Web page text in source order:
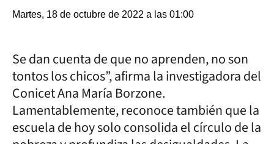
Martes, 18 de octubre de 2022 a las 01:00
Se dan cuenta de que no aprenden, no son
tontos los chicos”, afirma la investigadora del
Conicet Ana María Borzone.
Lamentablemente, reconoce también que la
escuela de hoy solo consolida el círculo de la